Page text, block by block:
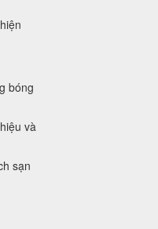
bóng
và
sạn